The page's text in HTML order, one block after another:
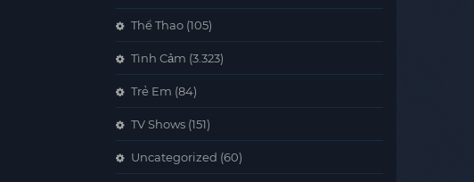
Thể Thao (105)
Tình Cảm (3.323)
Trẻ Em (84)
TV Shows (151)
Uncategorized (60)